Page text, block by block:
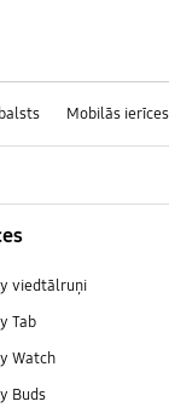
Mobilās ierīces
viedtālruņi
Tab
Watch
Buds